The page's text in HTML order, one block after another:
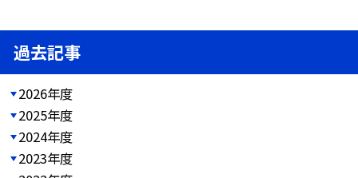
過去記事
2026年度
2025年度
2024年度
2023年度